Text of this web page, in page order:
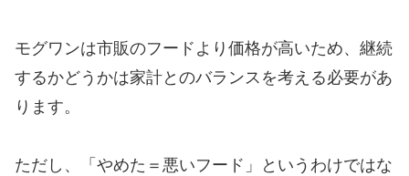
モグワンは市販のフードより価格が高いため、継続
するかどうかは家計とのバランスを考える必要があ
ります。
ただし、「やめた＝悪いフード」というわけではな